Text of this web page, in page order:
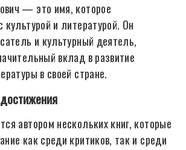
— это имя, которое
культурой и литературой. Он
и культурный деятель,
вклад в развитие
в своей стране.
автором нескольких книг, которые
как среди критиков, так и среди